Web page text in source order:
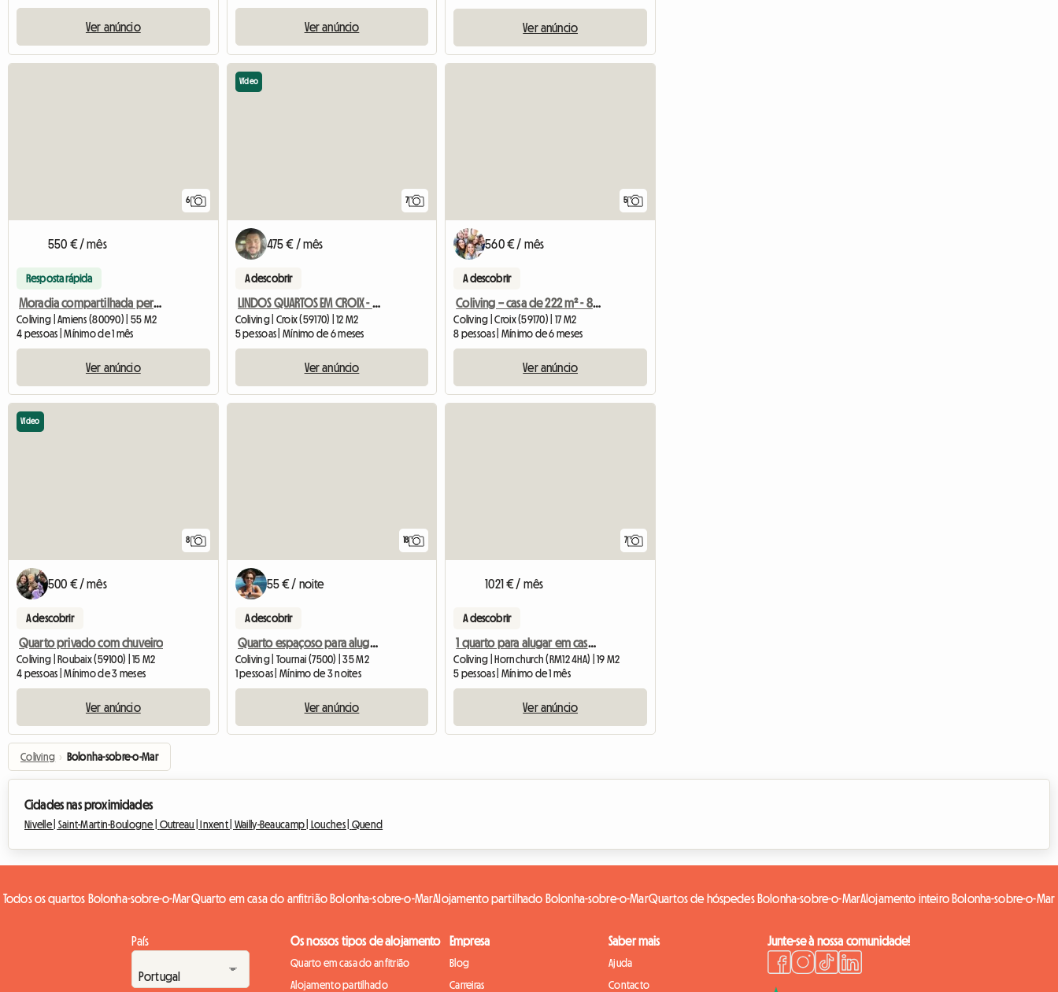
Ver anúncio Ver anúncio Ver anúncio
6
550 € / mês
Resposta rápida
Moradia compartilhada perto da estação de trem
Coliving | Amiens (80090) | 55 M2
4 pessoas | Mínimo de 1 mês
Ver anúncio
7
Vídeo
475 € / mês
A descobrir
LINDOS QUARTOS EM CROIX - Banheiro privativo e WC -
Coliving | Croix (59170) | 12 M2
5 pessoas | Mínimo de 6 meses
Ver anúncio
5
560 € / mês
A descobrir
Coliving – casa de 222 m² - 8 quartos e banheiros privativos
Coliving | Croix (59170) | 17 M2
8 pessoas | Mínimo de 6 meses
Ver anúncio
8
Vídeo
500 € / mês
A descobrir
Quarto privado com chuveiro
Coliving | Roubaix (59100) | 15 M2
4 pessoas | Mínimo de 3 meses
Ver anúncio
18
55 € / noite
A descobrir
Quarto espaçoso para alugar no centro da cidade.
Coliving | Tournai (7500) | 35 M2
1 pessoas | Mínimo de 3 noites
Ver anúncio
7
1021 € / mês
A descobrir
1 quarto para alugar em casa compartilhada com 3 quartos
Coliving | Hornchurch (RM12 4HA) | 19 M2
5 pessoas | Mínimo de 1 mês
Ver anúncio
Coliving › Bolonha-sobre-o-Mar
Cidades nas proximidades
Nivelle | Saint-Martin-Boulogne | Outreau | Inxent | Wailly-Beaucamp | Louches | Quend
Todos os quartos Bolonha-sobre-o-MarQuarto em casa do anfitrião Bolonha-sobre-o-MarAlojamento partilhado Bolonha-sobre-o-MarQuartos de hóspedes Bolonha-sobre-o-MarAlojamento inteiro Bolonha-sobre-o-Mar
País Os nossos tipos de alojamento
Quarto em casa do anfitrião
Alojamento partilhado
Empresa
Blog
Carreiras
Saber mais
Ajuda
Contacto
Junte-se à nossa comunidade!